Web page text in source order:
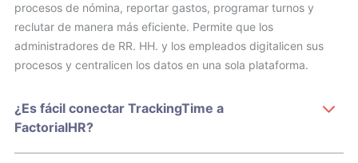
procesos de nómina, reportar gastos, programar turnos y
reclutar de manera más eficiente. Permite que los
administradores de RR. HH. y los empleados digitalicen sus
procesos y centralicen los datos en una sola plataforma.
¿Es fácil conectar TrackingTime a
FactorialHR?